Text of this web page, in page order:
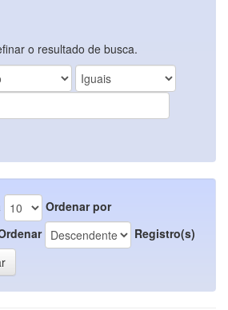
o resultado de busca.
Ordenar por
Registro(s)